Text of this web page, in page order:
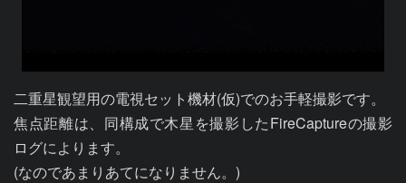
二重星観望用の電視セット機材(仮)でのお手軽撮影です。
焦点距離は、同構成で木星を撮影したFireCaptureの撮影
ログによります。
(なのであまりあてになりません。)